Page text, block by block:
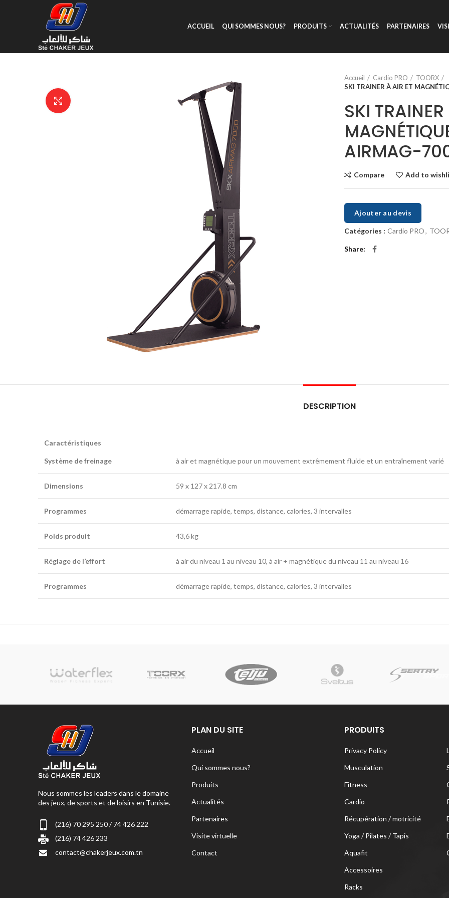
ACCUEIL QUI SOMMES NOUS? PRODUITS ACTUALITÉS PARTENAIRES
Accueil Cardio PRO
TOORX
SKI TRAINER À AIR ET
SKI
AIRMAG-
Compare Add to
Ajouter au devis
Catégories : Cardio PRO,
Share
DESCRIPTION
Caractéristiques
Système de freinage à air et magnétique pour un mouvement extrêmement fluide et un entraînement varié
Dimensions 59 x 127 x 217.8 cm
Programmes démarrage rapide, temps, distance, calories, 3 intervalles
Poids produit 43,6 kg
Réglage de l’effort à air du niveau 1 au niveau 10, à air + magnétique du niveau 11 au niveau 16
Programmes démarrage rapide, temps, distance, calories, 3 intervalles
Nous sommes les leaders dans le domaine
des jeux, de sports et de loisirs en Tunisie.
(216) 70 295 250 / 74 426 222
(216) 74 426 233
contact@chakerjeux.com.tn
PLAN DU SITE
Accueil
Qui sommes nous?
Produits
Actualités
Partenaires
Visite virtuelle
Contact
PRODUITS
Privacy Policy
Musculation
Fitness
Cardio
Récupération / motricité
Yoga / Pilates / Tapis
Aquafit
Accessoires
Racks